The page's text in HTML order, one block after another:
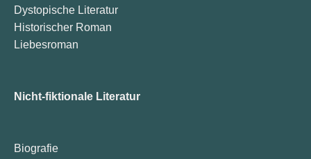
Dystopische Literatur
Historischer Roman
Liebesroman
Nicht-fiktionale Literatur
Biografie